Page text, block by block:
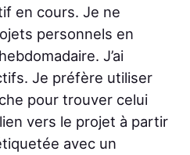
en cours. Je ne
personnels en
J’ai
Je préfère utiliser
pour trouver celui
vers le projet à partir
avec un